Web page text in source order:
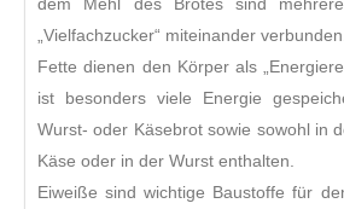
„Vielfachzucker“ miteinander verbunden.
Fette dienen den Körper als
ist besonders viele Energie
Wurst- oder Käsebrot sowie sowohl in
Käse oder in der Wurst enthalten.
Eiweiße sind wichtige Baustoffe für